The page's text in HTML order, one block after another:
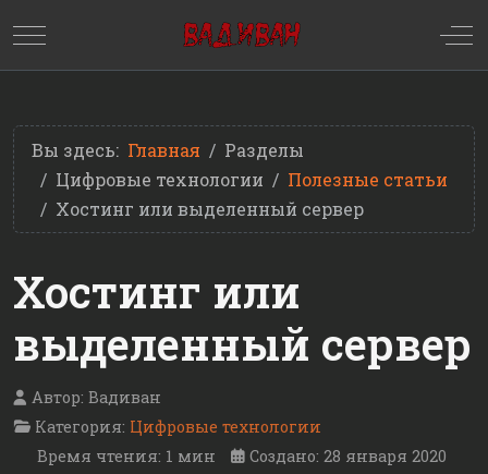
Mobile Menu Toggle
Вы здесь: Главная
Разделы
Цифровые технологии
Полезные статьи
Хостинг или выделенный сервер
Хостинг или
выделенный сервер
Автор: Вадиван
Категория: Цифровые технологии
Время чтения: 1 мин
Создано: 28 января 2020